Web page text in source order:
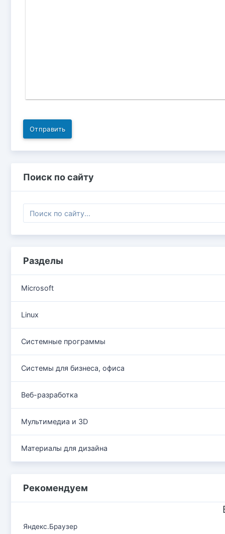
Отправить
Поиск по сайту
Разделы
Microsoft
Linux
Системные программы
Системы для бизнеса, офиса
Веб-разработка
Мультимедиа и 3D
Материалы для дизайна
Рекомендуем
Яндекс.Браузер